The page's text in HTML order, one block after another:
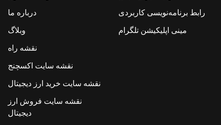
درباره ما
وبلاگ
نقشه راه
نقشه سایت اکسچنج
نقشه سایت خرید ارز دیجیتال
نقشه سایت فروش ارز
دیجیتال
رابط برنامه‌نویسی کاربردی
مینی اپلیکیشن تلگرام